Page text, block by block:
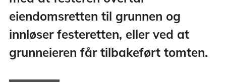
eiendomsretten til grunnen og
innløser festeretten, eller ved at
grunneieren får tilbakeført tomten.